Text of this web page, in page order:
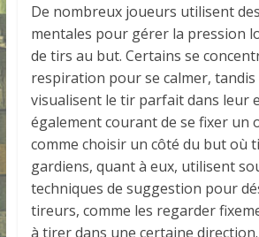
De nombreux joueurs utilisent
mentales pour gérer la pression
de tirs au but. Certains se
respiration pour se calmer,
visualisent le tir parfait dans leur
également courant de se fixer un
comme choisir un côté du but où
gardiens, quant à eux, utilisent
techniques de suggestion pour
tireurs, comme les regarder
à tirer dans une certaine